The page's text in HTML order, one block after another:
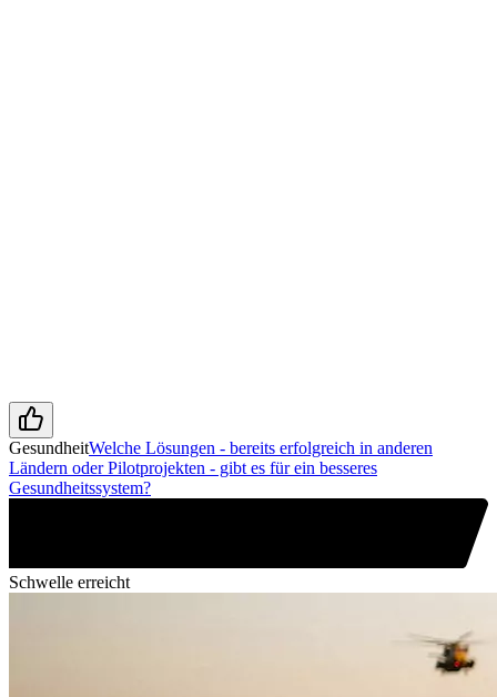
GesundheitWelche Lösungen - bereits erfolgreich in anderen
Ländern oder Pilotprojekten - gibt es für ein besseres
Gesundheitssystem?
Schwelle erreicht